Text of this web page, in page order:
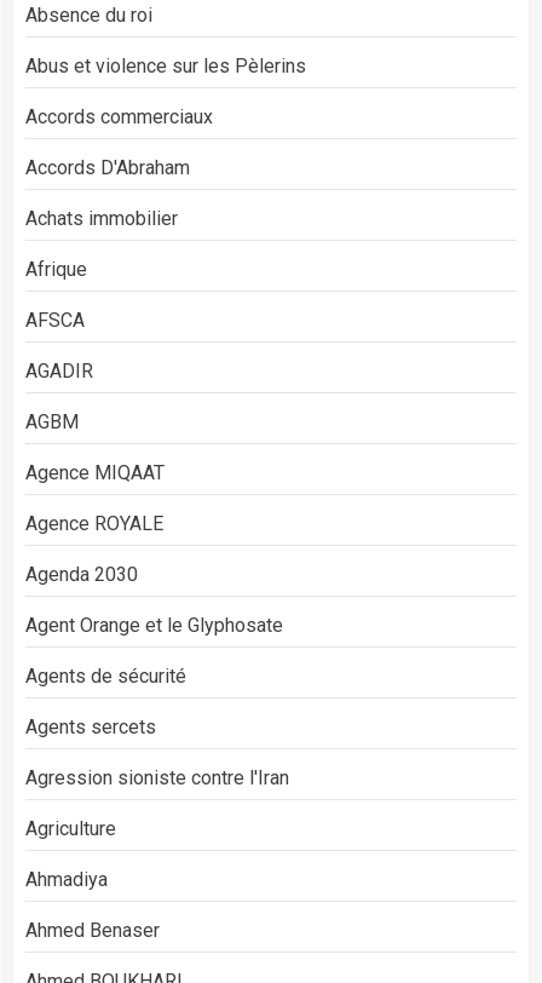
Absence du roi
Abus et violence sur les Pèlerins
Accords commerciaux
Accords D'Abraham
Achats immobilier
Afrique
AFSCA
AGADIR
AGBM
Agence MIQAAT
Agence ROYALE
Agenda 2030
Agent Orange et le Glyphosate
Agents de sécurité
Agents sercets
Agression sioniste contre l'Iran
Agriculture
Ahmadiya
Ahmed Benaser